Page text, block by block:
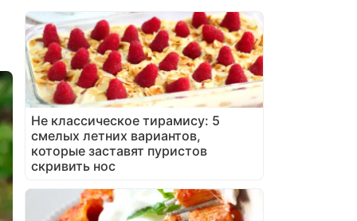
Не классическое тирамису: 5
смелых летних вариантов,
которые заставят пуристов
скривить нос